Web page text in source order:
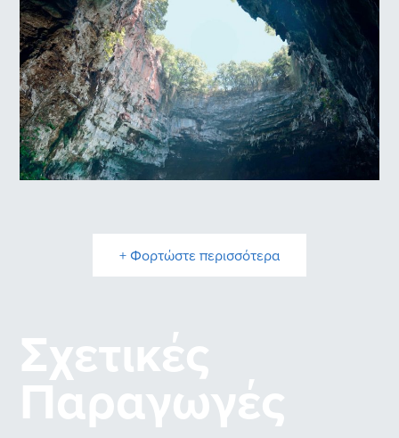
Κόκκινα Χώματα Ιτέας
+ Φορτώστε περισσότερα
Σχετικές
Παραγωγές